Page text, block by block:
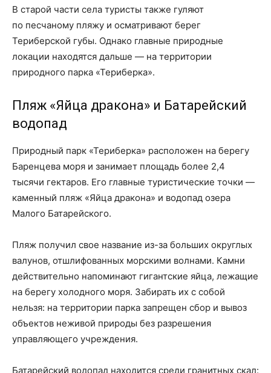
В старой части села туристы также гуляют
по песчаному пляжу и осматривают берег
Териберской губы. Однако главные природные
локации находятся дальше — на территории
природного парка «Териберка».
Пляж «Яйца дракона» и Батарейский
водопад
Природный парк «Териберка» расположен на берегу
Баренцева моря и занимает площадь более 2,4
тысячи гектаров. Его главные туристические точки —
каменный пляж «Яйца дракона» и водопад озера
Малого Батарейского.
Пляж получил свое название из-за больших округлых
валунов, отшлифованных морскими волнами. Камни
действительно напоминают гигантские яйца, лежащие
на берегу холодного моря. Забирать их с собой
нельзя: на территории парка запрещен сбор и вывоз
объектов неживой природы без разрешения
управляющего учреждения.
Батарейский водопад находится среди гранитных скал: